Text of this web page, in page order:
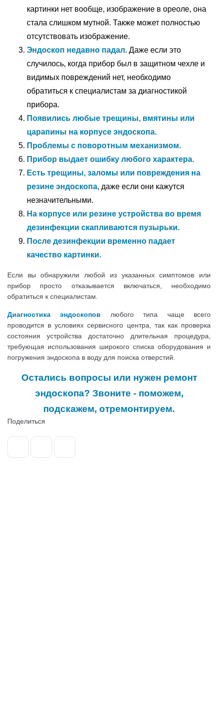
картинки нет вообще, изображение в ореоле, она
стала слишком мутной. Также может полностью
отсутствовать изображение.
Эндоскоп недавно падал. Даже если это
случилось, когда прибор был в защитном чехле и
видимых повреждений нет, необходимо
обратиться к специалистам за диагностикой
прибора.
Появились любые трещины, вмятины или
царапины на корпусе эндоскопа.
Проблемы с поворотным механизмом.
Прибор выдает ошибку любого характера.
Есть трещины, заломы или повреждения на
резине эндоскопа, даже если они кажутся
незначительными.
На корпусе или резине устройства во время
дезинфекции скапливаются пузырьки.
После дезинфекции временно падает
качество картинки.
Если вы обнаружили любой из указанных симптомов или
прибор просто отказывается включаться, необходимо
обратиться к специалистам.
Диагностика эндоскопов любого типа чаще всего
проводится в условиях сервисного центра, так как проверка
состояния устройства достаточно длительная процедура,
требующая использования широкого списка оборудования и
погружения эндоскопа в воду для поиска отверстий.
Остались вопросы или нужен ремонт
эндоскопа? Звоните - поможем,
подскажем, отремонтируем.
Поделиться